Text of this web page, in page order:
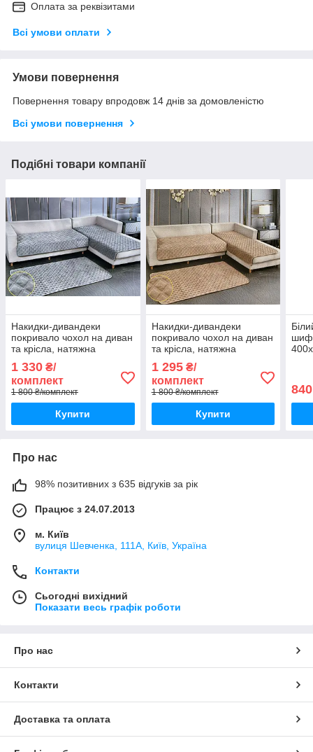
Оплата за реквізитами
Всі умови оплати
Умови повернення
Повернення товару впродовж 14 днів за домовленістю
Всі умови повернення
Подібні товари компанії
Накидки-дивандеки
покривало чохол на диван
та крісла, натяжна
полотна.
1 330 ₴/
комплект
1 800 ₴/комплект
Купити
Накидки-дивандеки
покривало чохол на диван
та крісла, натяжна
полотна. Дивандек –
комплект на диван та к
1 295₴/
комплект
1 800 ₴/комплект
Купити
840
Про нас
98% позитивних з 635 відгуків за рік
Працює з 24.07.2013
м. Київ
вулиця Шевченка, 111A, Київ, Україна
Контакти
Сьогодні вихідний
Показати весь графік роботи
Про нас
Контакти
Доставка та оплата